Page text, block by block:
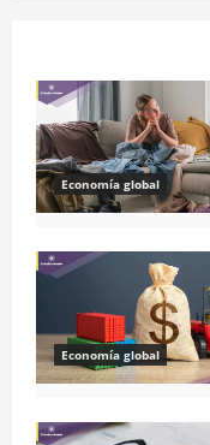
Economía global
Economía global